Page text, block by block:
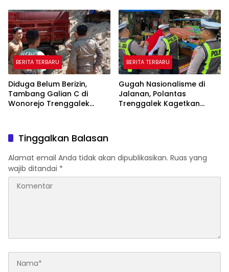
Pelatihan AI
BERITA TERBARU
Diduga Belum Berizin,
Tambang Galian C di
Wonorejo Trenggalek
BERITA TERBARU
Gugah Nasionalisme di
Jalanan, Polantas
Trenggalek Kagetkan
Tinggalkan Balasan
Alamat email Anda tidak akan dipublikasikan. Ruas yang
wajib ditandai *